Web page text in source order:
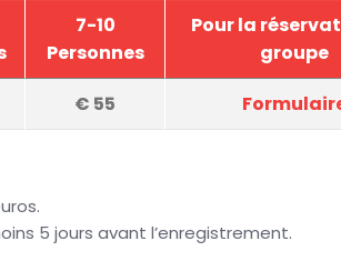
7-10
Personnes
Pour la
groupe
€ 55
5 jours avant l’enregistrement.